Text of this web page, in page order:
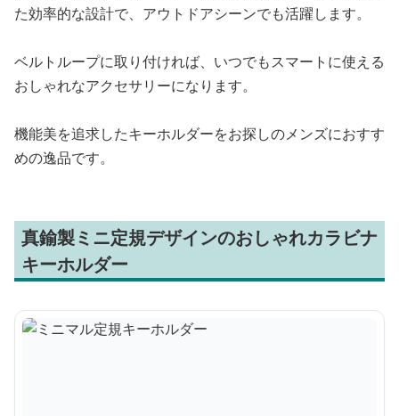
た効率的な設計で、アウトドアシーンでも活躍します。
ベルトループに取り付ければ、いつでもスマートに使える
おしゃれなアクセサリーになります。
機能美を追求したキーホルダーをお探しのメンズにおすす
めの逸品です。
真鍮製ミニ定規デザインのおしゃれカラビナ
キーホルダー